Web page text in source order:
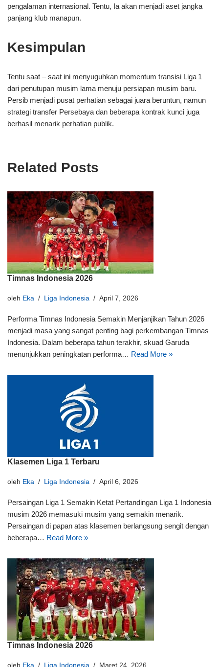
pengalaman internasional. Tentu, Ia akan menjadi aset jangka
panjang klub manapun.
Kesimpulan
Tentu saat – saat ini menyuguhkan momentum transisi Liga 1
dari penutupan musim lama menuju persiapan musim baru.
Persib menjadi pusat perhatian sebagai juara beruntun, namun
strategi transfer Persebaya dan beberapa kontrak kunci juga
berhasil menarik perhatian publik.
Related Posts
Timnas Indonesia 2026
oleh Eka Liga Indonesia April 7, 2026
Performa Timnas Indonesia Semakin Menjanjikan Tahun 2026
menjadi masa yang sangat penting bagi perkembangan Timnas
Indonesia. Dalam beberapa tahun terakhir, skuad Garuda
menunjukkan peningkatan performa… Read More »
Klasemen Liga 1 Terbaru
oleh Eka Liga Indonesia April 6, 2026
Persaingan Liga 1 Semakin Ketat Pertandingan Liga 1 Indonesia
musim 2026 memasuki musim yang semakin menarik.
Persaingan di papan atas klasemen berlangsung sengit dengan
beberapa… Read More »
Timnas Indonesia 2026
oleh Eka Liga Indonesia Maret 24, 2026